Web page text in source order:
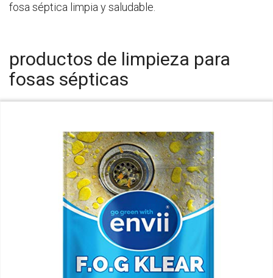
fosa séptica limpia y saludable.
productos de limpieza para
fosas sépticas